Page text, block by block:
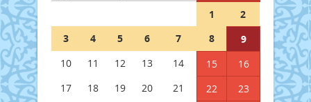
1
2
3
4 5 6 7 8
9
10
11 12 13 14 15
16
17
18 19 20 21 22 23